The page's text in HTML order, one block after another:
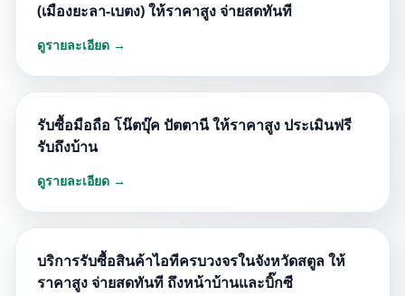
(เมืองยะลา-เบตง) ให้ราคาสูง จ่ายสดทันที
ดูรายละเอียด →
รับซื้อมือถือ โน๊ตบุ๊ค ปัตตานี ให้ราคาสูง ประเมินฟรี
รับถึงบ้าน
ดูรายละเอียด →
บริการรับซื้อสินค้าไอทีครบวงจรในจังหวัดสตูล ให้
ราคาสูง จ่ายสดทันที ถึงหน้าบ้านและบิ๊กซี